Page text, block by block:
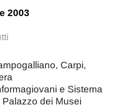
2003
Carpi,
e Sistema
dei Musei